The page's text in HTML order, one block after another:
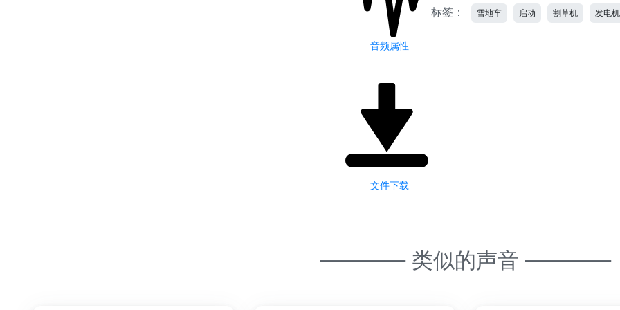
音频属性
文件下载
标签： 雪地车 启动 割草机 发电机
———— 类似的声音 ————